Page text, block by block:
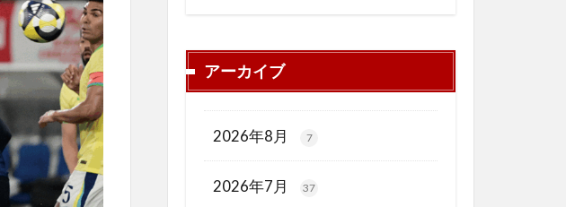
アーカイブ
2026年8月 7
2026年7月 37